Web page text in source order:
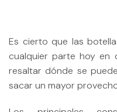
Es cierto que las
cualquier parte hoy en
resaltar dónde se
sacar un mayor